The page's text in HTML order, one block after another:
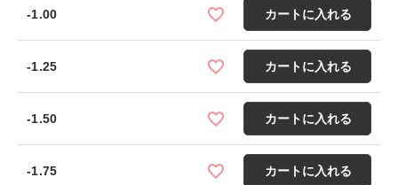
-1.00 カートに入れる
-1.25 カートに入れる
-1.50 カートに入れる
-1.75 カートに入れる